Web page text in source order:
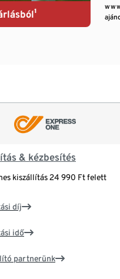
& kézbesítés
kiszállítás 24 990 Ft felett
díj
idő
partnerünk